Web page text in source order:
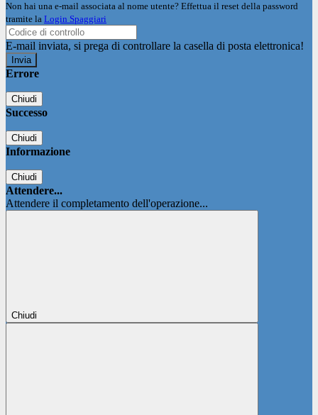
Non hai una e-mail associata al nome utente? Effettua il reset della password
tramite la Login Spaggiari
E-mail inviata, si prega di controllare la casella di posta elettronica!
Errore
Chiudi
Successo
Chiudi
Informazione
Chiudi
Attendere...
Attendere il completamento dell'operazione...
Chiudi